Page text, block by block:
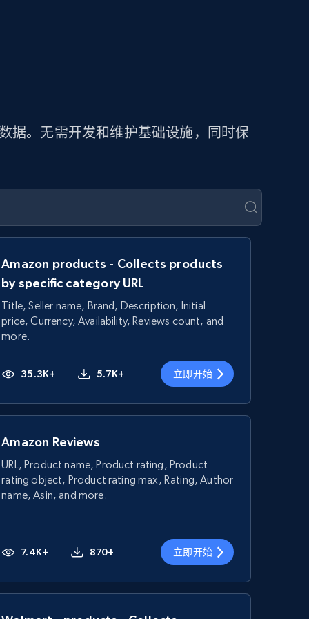
据。无需开发和维护基础设施，同时保
Amazon products - Collects products
by specific category URL
Title, Seller name, Brand, Description, Initial
price, Currency, Availability, Reviews count, and
more.
35.3K+ 5.7K+ 立即开始
Amazon Reviews
URL, Product name, Product rating, Product
rating object, Product rating max, Rating, Author
name, Asin, and more.
7.4K+ 870+ 立即开始